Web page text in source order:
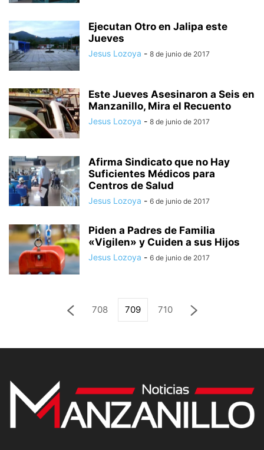
Ejecutan Otro en Jalipa este
Jueves
Jesus Lozoya - 8 de junio de 2017
Este Jueves Asesinaron a Seis en
Manzanillo, Mira el Recuento
Jesus Lozoya - 8 de junio de 2017
Afirma Sindicato que no Hay
Suficientes Médicos para
Centros de Salud
Jesus Lozoya - 6 de junio de 2017
Piden a Padres de Familia
«Vigilen» y Cuiden a sus Hijos
Jesus Lozoya - 6 de junio de 2017
708 709 710